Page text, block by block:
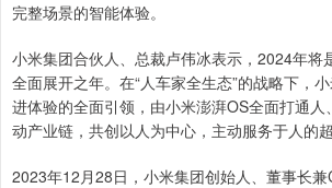
完整场景的智能体验。
小米集团合伙人、总裁卢伟冰表示，2024年将
全面展开之年。在“人车家全生态”的战略下，
进体验的全面引领，由小米澎湃OS全面打通
动产业链，共创以人为中心，主动服务于人的
2023年12月28日，小米集团创始人、董事长